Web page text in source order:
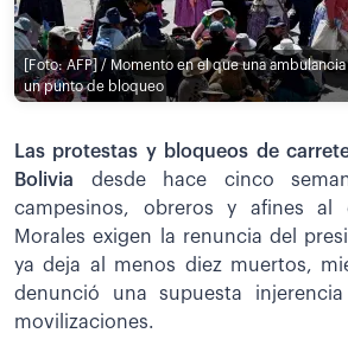
[Foto: AFP] / Momento en el que una
un punto de bloqueo
Las protestas y bloqueos de
Bolivia desde hace cinco
campesinos, obreros y afines al
Morales exigen la renuncia del
ya deja al menos diez muertos,
denunció una supuesta
movilizaciones.